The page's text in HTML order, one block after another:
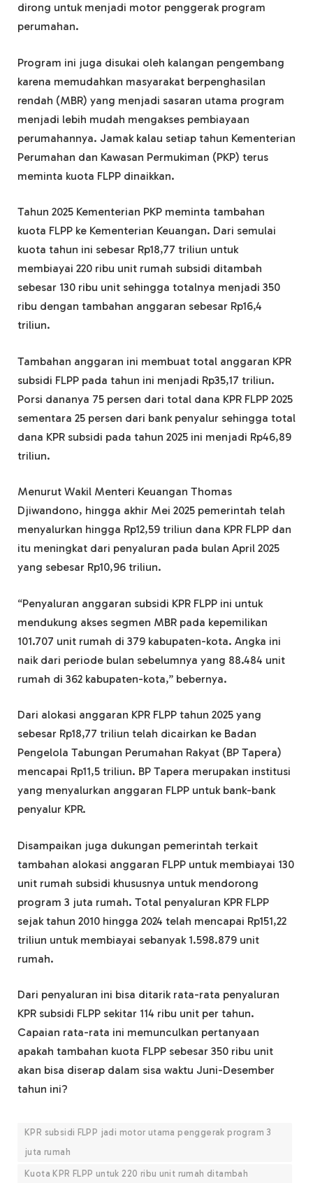
dirong untuk menjadi motor penggerak program
perumahan.
Program ini juga disukai oleh kalangan pengembang
karena memudahkan masyarakat berpenghasilan
rendah (MBR) yang menjadi sasaran utama program
menjadi lebih mudah mengakses pembiayaan
perumahannya. Jamak kalau setiap tahun Kementerian
Perumahan dan Kawasan Permukiman (PKP) terus
meminta kuota FLPP dinaikkan.
Tahun 2025 Kementerian PKP meminta tambahan
kuota FLPP ke Kementerian Keuangan. Dari semulai
kuota tahun ini sebesar Rp18,77 triliun untuk
membiayai 220 ribu unit rumah subsidi ditambah
sebesar 130 ribu unit sehingga totalnya menjadi 350
ribu dengan tambahan anggaran sebesar Rp16,4
triliun.
Tambahan anggaran ini membuat total anggaran KPR
subsidi FLPP pada tahun ini menjadi Rp35,17 triliun.
Porsi dananya 75 persen dari total dana KPR FLPP 2025
sementara 25 persen dari bank penyalur sehingga total
dana KPR subsidi pada tahun 2025 ini menjadi Rp46,89
triliun.
Menurut Wakil Menteri Keuangan Thomas
Djiwandono, hingga akhir Mei 2025 pemerintah telah
menyalurkan hingga Rp12,59 triliun dana KPR FLPP dan
itu meningkat dari penyaluran pada bulan April 2025
yang sebesar Rp10,96 triliun.
“Penyaluran anggaran subsidi KPR FLPP ini untuk
mendukung akses segmen MBR pada kepemilikan
101.707 unit rumah di 379 kabupaten-kota. Angka ini
naik dari periode bulan sebelumnya yang 88.484 unit
rumah di 362 kabupaten-kota,” bebernya.
Dari alokasi anggaran KPR FLPP tahun 2025 yang
sebesar Rp18,77 triliun telah dicairkan ke Badan
Pengelola Tabungan Perumahan Rakyat (BP Tapera)
mencapai Rp11,5 triliun. BP Tapera merupakan institusi
yang menyalurkan anggaran FLPP untuk bank-bank
penyalur KPR.
Disampaikan juga dukungan pemerintah terkait
tambahan alokasi anggaran FLPP untuk membiayai 130
unit rumah subsidi khususnya untuk mendorong
program 3 juta rumah. Total penyaluran KPR FLPP
sejak tahun 2010 hingga 2024 telah mencapai Rp151,22
triliun untuk membiayai sebanyak 1.598.879 unit
rumah.
Dari penyaluran ini bisa ditarik rata-rata penyaluran
KPR subsidi FLPP sekitar 114 ribu unit per tahun.
Capaian rata-rata ini memunculkan pertanyaan
apakah tambahan kuota FLPP sebesar 350 ribu unit
akan bisa diserap dalam sisa waktu Juni-Desember
tahun ini?
KPR subsidi FLPP jadi motor utama penggerak program 3
juta rumah
Kuota KPR FLPP untuk 220 ribu unit rumah ditambah